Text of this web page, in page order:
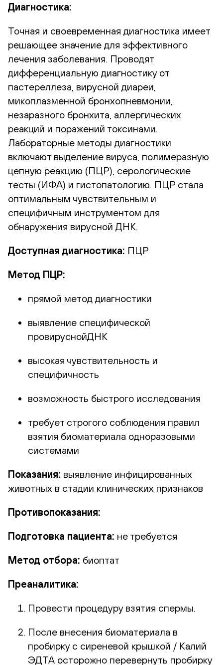
Диагностика:
Точная и своевременная диагностика имеет
решающее значение для эффективного
лечения заболевания. Проводят
дифференциальную диагностику от
пастереллеза, вирусной диареи,
микоплазменной бронхопневмонии,
незаразного бронхита, аллергических
реакций и поражений токсинами.
Лабораторные методы диагностики
включают выделение вируса, полимеразную
цепную реакцию (ПЦР), серологические
тесты (ИФА) и гистопатологию. ПЦР стала
оптимальным чувствительным и
специфичным инструментом для
обнаружения вирусной ДНК.
Доступная диагностика: ПЦР
Метод ПЦР:
прямой метод диагностики
выявление специфической
провируснойДНК
высокая чувствительность и
специфичность
возможность быстрого исследования
требует строгого соблюдения правил
взятия биоматериала одноразовыми
системами
Показания: выявление инфицированных
животных в стадии клинических признаков
Противопоказания:
Подготовка пациента: не требуется
Метод отбора: биоптат
Преаналитика:
Провести процедуру взятия спермы.
После внесения биоматериала в
пробирку с сиреневой крышкой / Калий
ЭДТА осторожно перевернуть пробирку